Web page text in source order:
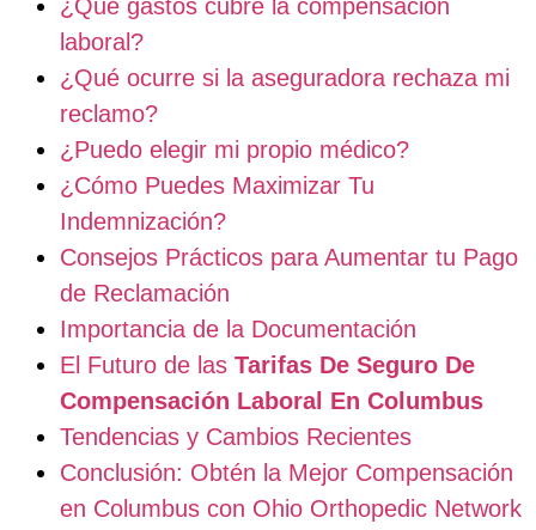
¿Qué gastos cubre la compensación
laboral?
¿Qué ocurre si la aseguradora rechaza mi
reclamo?
¿Puedo elegir mi propio médico?
¿Cómo Puedes Maximizar Tu
Indemnización?
Consejos Prácticos para Aumentar tu Pago
de Reclamación
Importancia de la Documentación
El Futuro de las Tarifas De Seguro De
Compensación Laboral En Columbus
Tendencias y Cambios Recientes
Conclusión: Obtén la Mejor Compensación
en Columbus con Ohio Orthopedic Network